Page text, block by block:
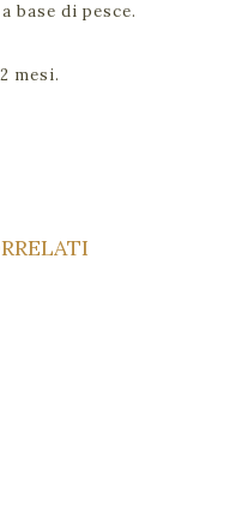
base di pesce.
mesi.